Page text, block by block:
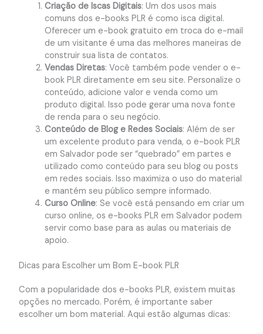
Criação de Iscas Digitais: Um dos usos mais
comuns dos e-books PLR é como isca digital.
Oferecer um e-book gratuito em troca do e-mail
de um visitante é uma das melhores maneiras de
construir sua lista de contatos.
Vendas Diretas: Você também pode vender o e-
book PLR diretamente em seu site. Personalize o
conteúdo, adicione valor e venda como um
produto digital. Isso pode gerar uma nova fonte
de renda para o seu negócio.
Conteúdo de Blog e Redes Sociais: Além de ser
um excelente produto para venda, o e-book PLR
em Salvador pode ser “quebrado” em partes e
utilizado como conteúdo para seu blog ou posts
em redes sociais. Isso maximiza o uso do material
e mantém seu público sempre informado.
Curso Online: Se você está pensando em criar um
curso online, os e-books PLR em Salvador podem
servir como base para as aulas ou materiais de
apoio.
Dicas para Escolher um Bom E-book PLR
Com a popularidade dos e-books PLR, existem muitas
opções no mercado. Porém, é importante saber
escolher um bom material. Aqui estão algumas dicas: